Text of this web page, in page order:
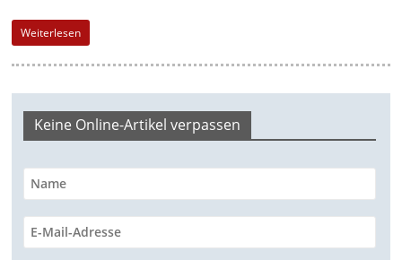
e
n
Weiterlesen
Keine Online-Artikel verpassen